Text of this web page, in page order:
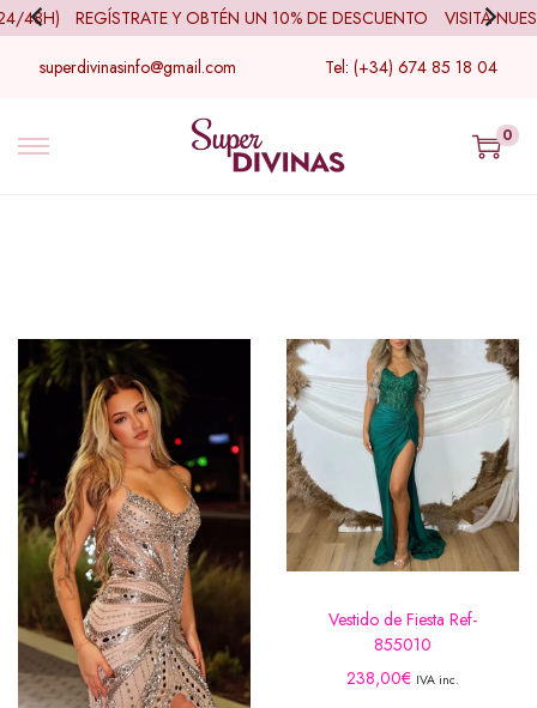
REGÍSTRATE Y OBTÉN UN 10% DE DESCUENTO VISITA
superdivinasinfo@gmail.com Tel: (+34) 674 85 18 04
0
Vestido de Fiesta Ref-
855010
238,00€ IVA inc.